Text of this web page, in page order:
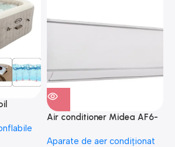
Air conditioner Midea AF6-
Aparate de aer condiționat